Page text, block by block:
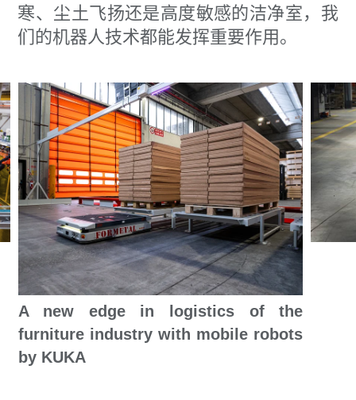
寒、尘土飞扬还是高度敏感的洁净室，我
们的机器人技术都能发挥重要作用。
A new edge in logistics of the
furniture industry with mobile robots
by KUKA